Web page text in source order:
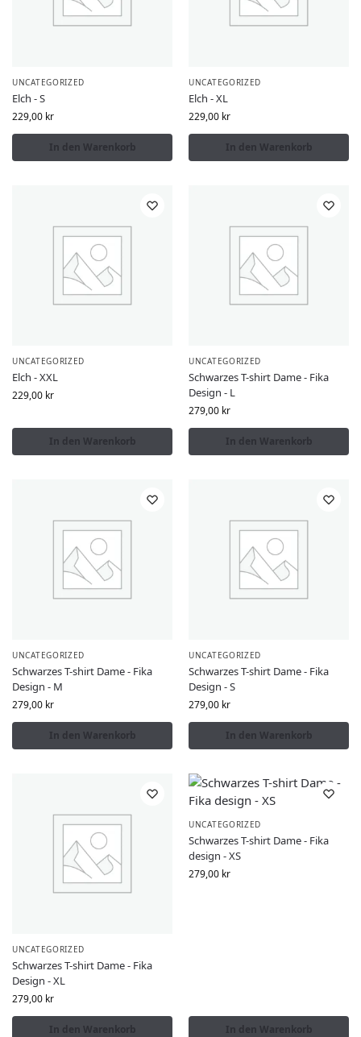
UNCATEGORIZED
Elch - S
229,00 kr
In den Warenkorb
UNCATEGORIZED
Elch - XL
229,00 kr
In den Warenkorb
UNCATEGORIZED
Elch - XXL
229,00 kr
In den Warenkorb
UNCATEGORIZED
Schwarzes T-shirt Dame - Fika
Design - L
279,00 kr
In den Warenkorb
UNCATEGORIZED
Schwarzes T-shirt Dame - Fika
Design - M
279,00 kr
In den Warenkorb
UNCATEGORIZED
Schwarzes T-shirt Dame - Fika
Design - S
279,00 kr
In den Warenkorb
UNCATEGORIZED
Schwarzes T-shirt Dame - Fika
Design - XL
279,00 kr
In den Warenkorb
UNCATEGORIZED
Schwarzes T-shirt Dame - Fika
design - XS
279,00 kr
In den Warenkorb